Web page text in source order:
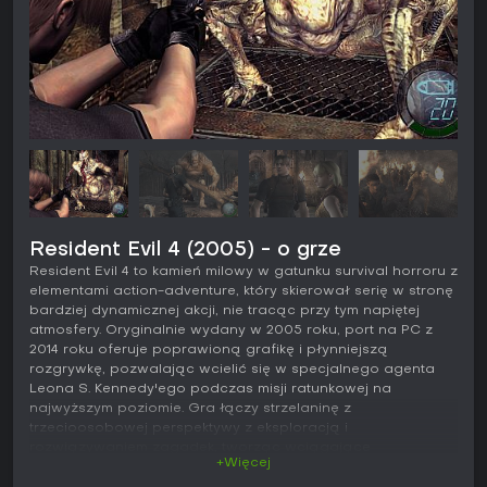
Resident Evil 4 (2005) - o grze
Resident Evil 4 to kamień milowy w gatunku survival horroru z
elementami action-adventure, który skierował serię w stronę
bardziej dynamicznej akcji, nie tracąc przy tym napiętej
atmosfery. Oryginalnie wydany w 2005 roku, port na PC z
2014 roku oferuje poprawioną grafikę i płynniejszą
rozgrywkę, pozwalając wcielić się w specjalnego agenta
Leona S. Kennedy'ego podczas misji ratunkowej na
najwyższym poziomie. Gra łączy strzelaninę z
trzecioosobowej perspektywy z eksploracją i
doświadczenie dla fanów mrożących krew w żyłach starć
+Więcej